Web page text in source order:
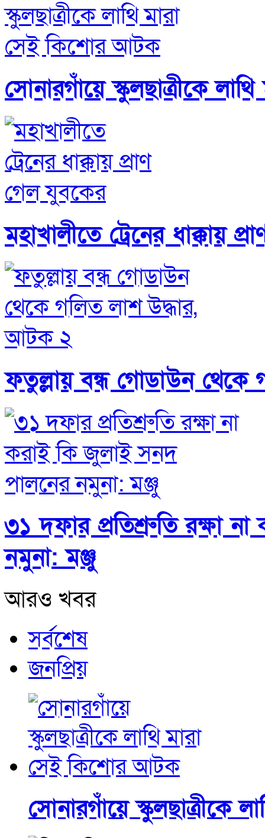
সোনারগাঁয়ে স্কুলছাত্রীকে
মহাখালীতে ট্রেনের ধাক্কায়
ফতুল্লায় বন্ধ গোডাউন
৩১ দফার প্রতিশ্রুতি রক্ষা
নমুনা: মঞ্জু
আরও খবর
সর্বশেষ
জনপ্রিয়
সোনারগাঁয়ে স্কুলছাত্রীকে